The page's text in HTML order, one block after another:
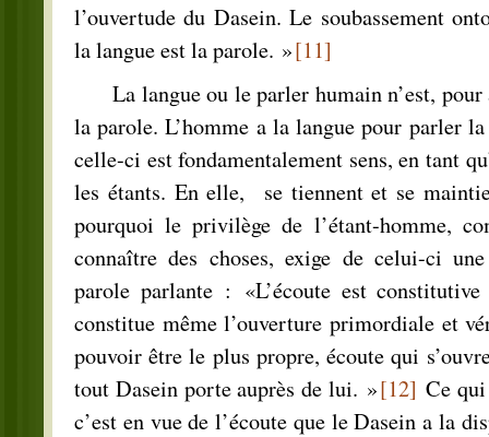
l’ouvertude du Dasein. Le soubassement
la langue est la parole. »[11]
La langue ou le parler humain n’est, pour
la parole. L’homme a la langue pour parler
celle-ci est fondamentalement sens, en tant
les étants. En elle, se tiennent et se
pourquoi le privilège de l’étant-homme,
connaître des choses, exige de celui-ci
parole parlante : «L’écoute est
constitue même l’ouverture primordiale et
pouvoir être le plus propre, écoute qui
tout Dasein porte auprès de lui. »[12] Ce
c’est en vue de l’écoute que le Dasein a la